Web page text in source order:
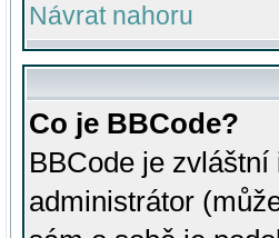
Návrat nahoru
Co je BBCode?
BBCode je
administrátor